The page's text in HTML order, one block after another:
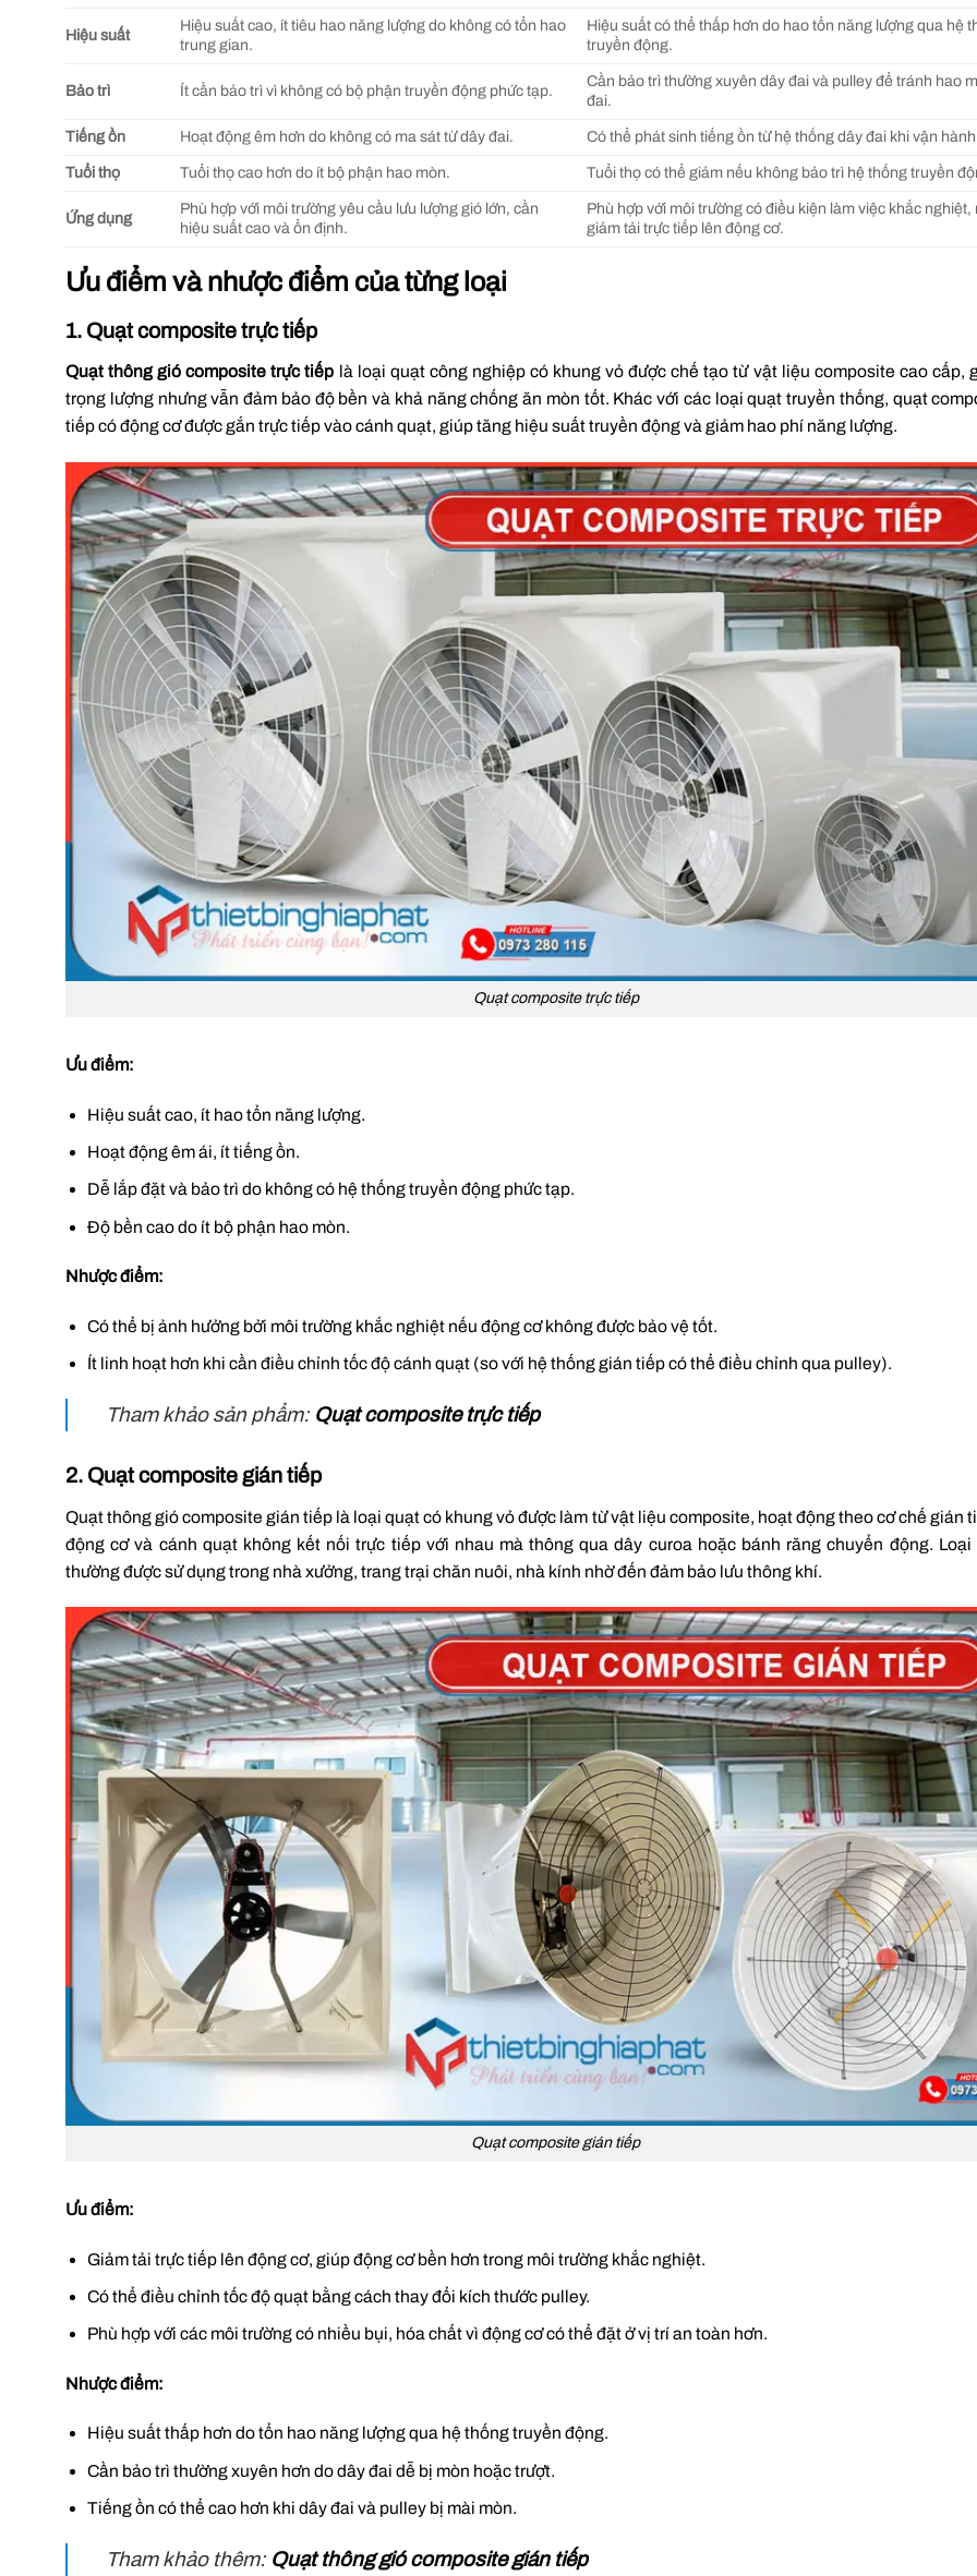
Hiệu suất
Hiệu suất cao, ít tiêu hao năng lượng do không có tổn hao
trung gian.
Hiệu suất có thể thấp hơn do hao tổn năng lượng qua hệ
truyền động.
Bảo trì Ít cần bảo trì vì không có bộ phận truyền động phức tạp.
Cần bảo trì thường xuyên dây đai và pulley để tránh hao
đai.
Tiếng ồn Hoạt động êm hơn do không có ma sát từ dây đai. Có thể phát sinh tiếng ồn từ hệ thống dây đai khi vận
Tuổi thọ Tuổi thọ cao hơn do ít bộ phận hao mòn. Tuổi thọ có thể giảm nếu không bảo trì hệ thống truyền
Ứng dụng
Phù hợp với môi trường yêu cầu lưu lượng gió lớn, cần
hiệu suất cao và ổn định.
Phù hợp với môi trường có điều kiện làm việc khắc nghiệt,
giảm tải trực tiếp lên động cơ.
Ưu điểm và nhược điểm của từng loại
1. Quạt composite trực tiếp
Quạt thông gió composite trực tiếp là loại quạt công nghiệp có khung vỏ được chế tạo từ vật liệu composite cao cấp,
trọng lượng nhưng vẫn đảm bảo độ bền và khả năng chống ăn mòn tốt. Khác với các loại quạt truyền thống, quạt
tiếp có động cơ được gắn trực tiếp vào cánh quạt, giúp tăng hiệu suất truyền động và giảm hao phí năng lượng.
Quạt composite trực tiếp
Ưu điểm:
Hiệu suất cao, ít hao tổn năng lượng.
Hoạt động êm ái, ít tiếng ồn.
Dễ lắp đặt và bảo trì do không có hệ thống truyền động phức tạp.
Độ bền cao do ít bộ phận hao mòn.
Nhược điểm:
Có thể bị ảnh hưởng bởi môi trường khắc nghiệt nếu động cơ không được bảo vệ tốt.
Ít linh hoạt hơn khi cần điều chỉnh tốc độ cánh quạt (so với hệ thống gián tiếp có thể điều chỉnh qua pulley).
Tham khảo sản phẩm: Quạt composite trực tiếp
2. Quạt composite gián tiếp
Quạt thông gió composite gián tiếp là loại quạt có khung vỏ được làm từ vật liệu composite, hoạt động theo cơ chế gián
động cơ và cánh quạt không kết nối trực tiếp với nhau mà thông qua dây curoa hoặc bánh răng chuyển động. Loại
thường được sử dụng trong nhà xưởng, trang trại chăn nuôi, nhà kính nhờ đến đảm bảo lưu thông khí.
Quạt composite gián tiếp
Ưu điểm:
Giảm tải trực tiếp lên động cơ, giúp động cơ bền hơn trong môi trường khắc nghiệt.
Có thể điều chỉnh tốc độ quạt bằng cách thay đổi kích thước pulley.
Phù hợp với các môi trường có nhiều bụi, hóa chất vì động cơ có thể đặt ở vị trí an toàn hơn.
Nhược điểm:
Hiệu suất thấp hơn do tổn hao năng lượng qua hệ thống truyền động.
Cần bảo trì thường xuyên hơn do dây đai dễ bị mòn hoặc trượt.
Tiếng ồn có thể cao hơn khi dây đai và pulley bị mài mòn.
Tham khảo thêm: Quạt thông gió composite gián tiếp